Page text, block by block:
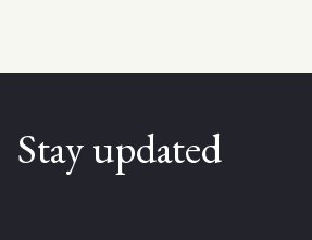
Stay updated